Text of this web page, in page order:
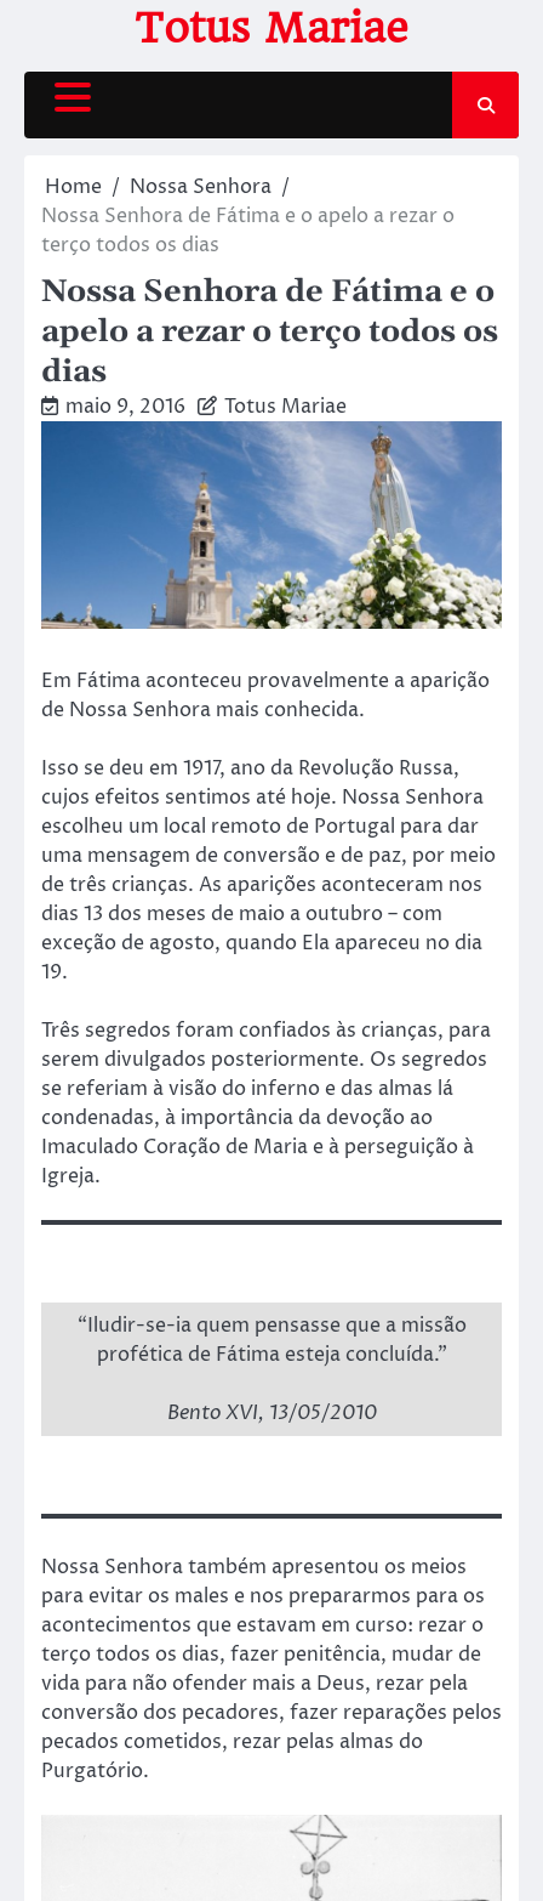
content
Totus Mariae
Home
Nossa Senhora
Nossa Senhora de Fátima e o apelo a rezar o
terço todos os dias
Nossa Senhora de Fátima e o
apelo a rezar o terço todos os
dias
maio 9, 2016 Totus Mariae
Em Fátima aconteceu provavelmente a aparição
de Nossa Senhora mais conhecida.
Isso se deu em 1917, ano da Revolução Russa,
cujos efeitos sentimos até hoje. Nossa Senhora
escolheu um local remoto de Portugal para dar
uma mensagem de conversão e de paz, por meio
de três crianças. As aparições aconteceram nos
dias 13 dos meses de maio a outubro – com
exceção de agosto, quando Ela apareceu no dia
19.
Três segredos foram confiados às crianças, para
serem divulgados posteriormente. Os segredos
se referiam à visão do inferno e das almas lá
condenadas, à importância da devoção ao
Imaculado Coração de Maria e à perseguição à
Igreja.
“Iludir-se-ia quem pensasse que a missão
profética de Fátima esteja concluída.”
Bento XVI, 13/05/2010
Nossa Senhora também apresentou os meios
para evitar os males e nos prepararmos para os
acontecimentos que estavam em curso: rezar o
terço todos os dias, fazer penitência, mudar de
vida para não ofender mais a Deus, rezar pela
conversão dos pecadores, fazer reparações pelos
pecados cometidos, rezar pelas almas do
Purgatório.